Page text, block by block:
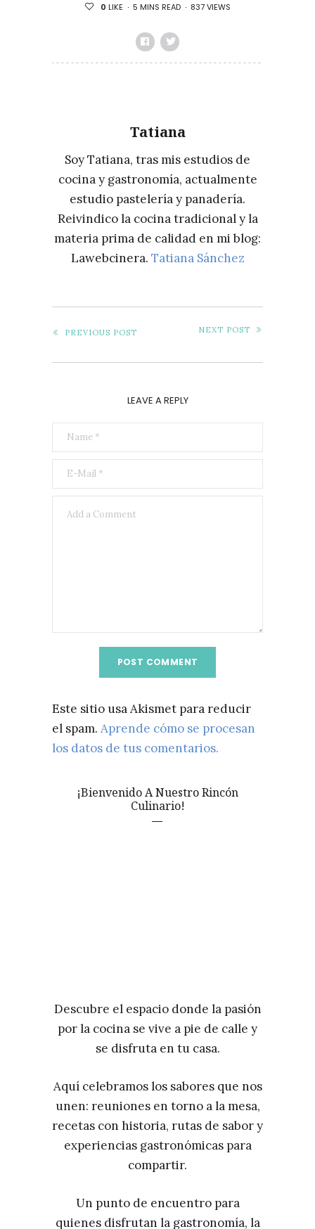
0 LIKE 5 MINS READ 837 VIEWS
Tatiana
Soy Tatiana, tras mis estudios de
cocina y gastronomía, actualmente
estudio pastelería y panadería.
Reivindico la cocina tradicional y la
materia prima de calidad en mi blog:
Lawebcinera. Tatiana Sánchez
PREVIOUS POST NEXT POST
LEAVE A REPLY
Este sitio usa Akismet para reducir
el spam. Aprende cómo se procesan
los datos de tus comentarios.
¡Bienvenido A Nuestro Rincón
Culinario!
Descubre el espacio donde la pasión
por la cocina se vive a pie de calle y
se disfruta en tu casa.
Aquí celebramos los sabores que nos
unen: reuniones en torno a la mesa,
recetas con historia, rutas de sabor y
experiencias gastronómicas para
compartir.
Un punto de encuentro para
quienes disfrutan la gastronomía, la